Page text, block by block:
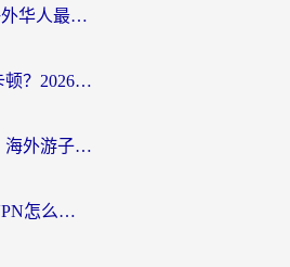
斧牛和light哪个好？海外华人最关心的回国加速器选择难题，一篇讲透
在国外怎么用虎牙不卡顿？2026海外华人亲测有效的回国加速器选择指南
斧牛和加速喵好用吗？海外游子的真实选择困境
马来西亚留学生回国VPN怎么选？3个避坑点+1款实测好用的加速器推荐